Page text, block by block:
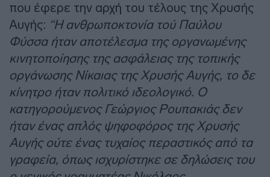
που έφερε την αρχή του τέλους της Χρυσής
Αυγής: “Η ανθρωποκτονία τού Παύλου
Φύσσα ήταν αποτέλεσμα της οργανωμένης
κινητοποίησης της ασφάλειας της τοπικής
οργάνωσης Νίκαιας της Χρυσής Αυγής, το δε
κίνητρο ήταν πολιτικό ιδεολογικό. Ο
κατηγορούμενος Γεώργιος Ρουπακιάς δεν
ήταν ένας απλός ψηφοφόρος της Χρυσής
Αυγής ούτε ένας τυχαίος περαστικός από τα
γραφεία, όπως ισχυρίστηκε σε δηλώσεις του